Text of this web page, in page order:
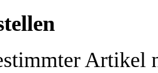
Artikel